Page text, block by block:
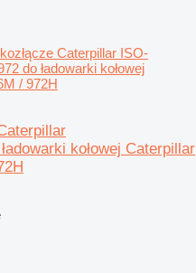
Caterpillar ISO-
do ładowarki kołowej
/ 972H
kołowej Caterpillar